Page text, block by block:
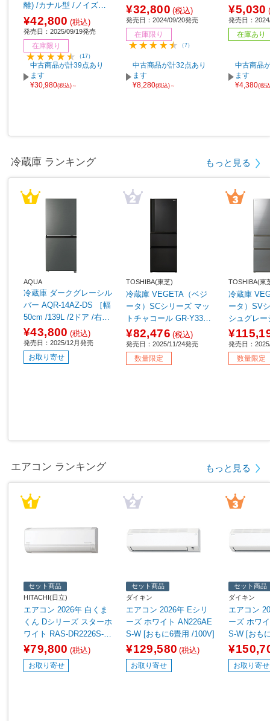
離) /カナル型 /ノイズキ
ャンセリング対応 /Bluet
ooth対応］
¥42,800 (税込)
発売日：2025/09/19発売
在庫限り
（17）
中古商品が計39点あり
ます
¥30,980(税込)～
(左右分離) /インナーイヤ
ー型 /ノイズキャンセリ
ング対応 /Bluetooth対
応］
¥32,800 (税込)
発売日：2024/09/20発売
在庫限り
（7）
中古商品が計32点あり
ます
¥8,280(税込)～
ス(左右分
ンセリン
h対応］
¥5,030
発売日：
在庫あり
中古商品
ます
¥4,380(税
冷蔵庫 ランキング もっと見る
AQUA
冷蔵庫 ダークグレーシル
バー AQR-14AZ-DS ［幅
50cm /139L /2ドア /右開
きタイプ /2025年］
¥43,800 (税込)
発売日：2025/12月発売
お取り寄せ
TOSHIBA(東芝)
冷蔵庫 VEGETA（ベジ
ータ）SCシリーズ マッ
トチャコール GR-Y33SC
(KZ) ［幅60cm /326L /3
ドア /右開きタイプ /202
5年］【基本設置料金セ
ット】
¥82,476 (税込)
発売日：2025/11/24発売
数量限定
TOSHIBA(東
冷蔵庫
ータ）SV
シュグレ
SV(ZH) ［
/3ドア /右
25年］ 【
セット】
発売日：
数量限定
エアコン ランキング もっと見る
セット商品
HITACHI(日立)
エアコン 2026年 白くま
くん Dシリーズ スターホ
ワイト RAS-DR2226S-W
[おもに6畳用 /100V]
¥79,800 (税込)
お取り寄せ
セット商品
ダイキン
エアコン 2026年 Eシリ
ーズ ホワイト AN226AE
S-W [おもに6畳用 /100V]
¥129,580 (税込)
お取り寄せ
セット商品
ダイキン
エアコン
ーズ ホワ
S-W [おも
V]
お取り寄せ